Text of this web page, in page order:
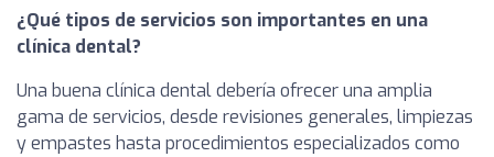
¿Qué tipos de servicios son importantes en una
clínica dental?
Una buena clínica dental debería ofrecer una amplia
gama de servicios, desde revisiones generales, limpiezas
y empastes hasta procedimientos especializados como